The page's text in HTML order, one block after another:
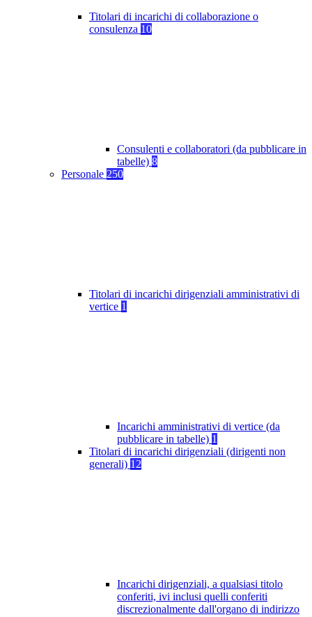
Titolari di incarichi di collaborazione o
consulenza 10
Consulenti e collaboratori (da pubblicare in
tabelle) 8
Personale 250
Titolari di incarichi dirigenziali amministrativi di
vertice 1
Incarichi amministrativi di vertice (da
pubblicare in tabelle) 1
Titolari di incarichi dirigenziali (dirigenti non
generali) 12
Incarichi dirigenziali, a qualsiasi titolo
conferiti, ivi inclusi quelli conferiti
discrezionalmente dall'organo di indirizzo